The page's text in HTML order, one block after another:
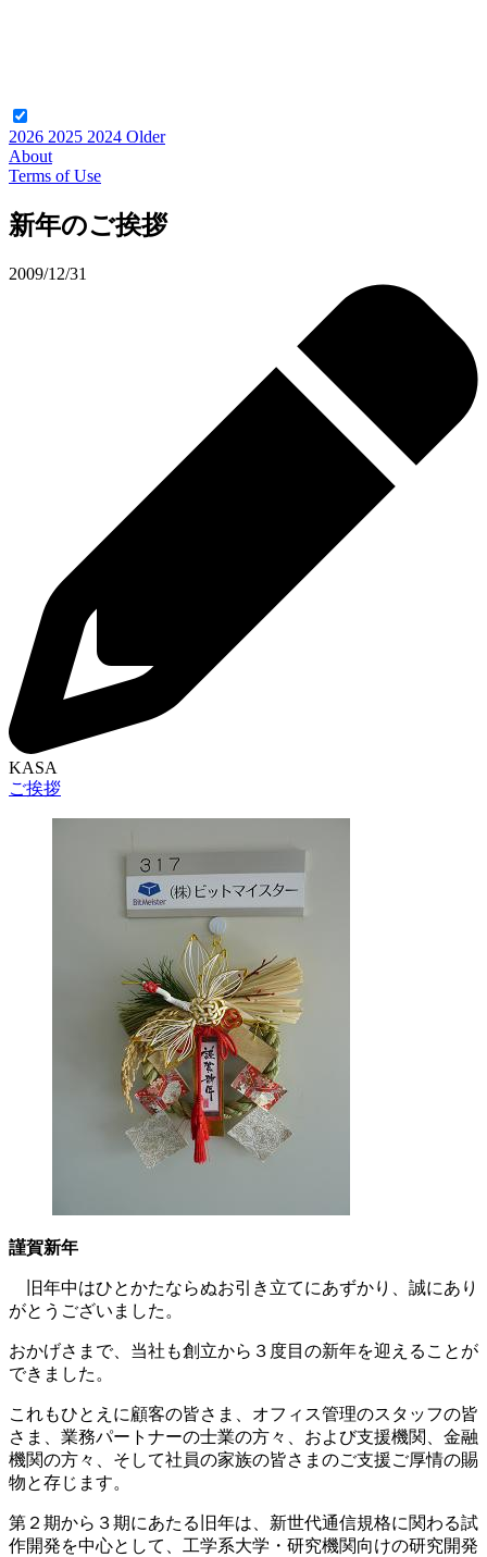
2026 2025 2024 Older
About
Terms of Use
新年のご挨拶
2009/12/31
KASA
ご挨拶
謹賀新年
旧年中はひとかたならぬお引き立てにあずかり、誠にあり
がとうございました。
おかげさまで、当社も創立から３度目の新年を迎えることが
できました。
これもひとえに顧客の皆さま、オフィス管理のスタッフの皆
さま、業務パートナーの士業の方々、および支援機関、金融
機関の方々、そして社員の家族の皆さまのご支援ご厚情の賜
物と存じます。
第２期から３期にあたる旧年は、新世代通信規格に関わる試
作開発を中心として、工学系大学・研究機関向けの研究開発